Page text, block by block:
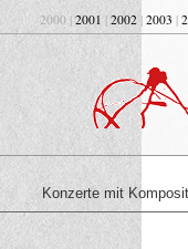
2000 | 2001 | 2002 | 2003 |
Konzerte mit